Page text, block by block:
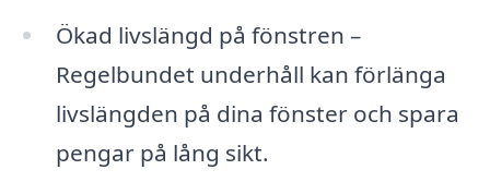
Ökad livslängd på fönstren –
Regelbundet underhåll kan förlänga
livslängden på dina fönster och spara
pengar på lång sikt.